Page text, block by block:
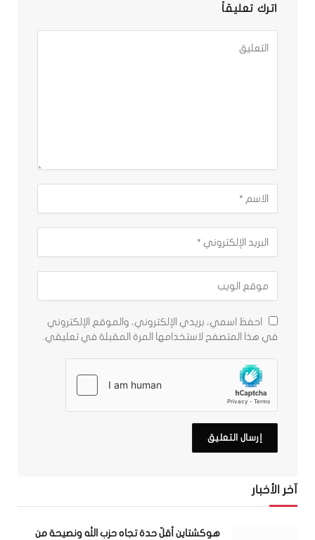
اترك تعليقاً
احفظ اسمي، بريدي الإلكتروني، والموقع الإلكتروني
في هذا المتصفح لاستخدامها المرة المقبلة في تعليقي.
آخر الأخبار
هوكشتاين أقلّ حدة تجاه حزب الله ونصيحة من